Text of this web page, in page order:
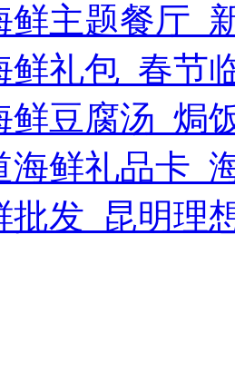
鲜主题餐厅_
鲜礼包_春节
鲜豆腐汤_焗
海鲜礼品卡_
批发_昆明理